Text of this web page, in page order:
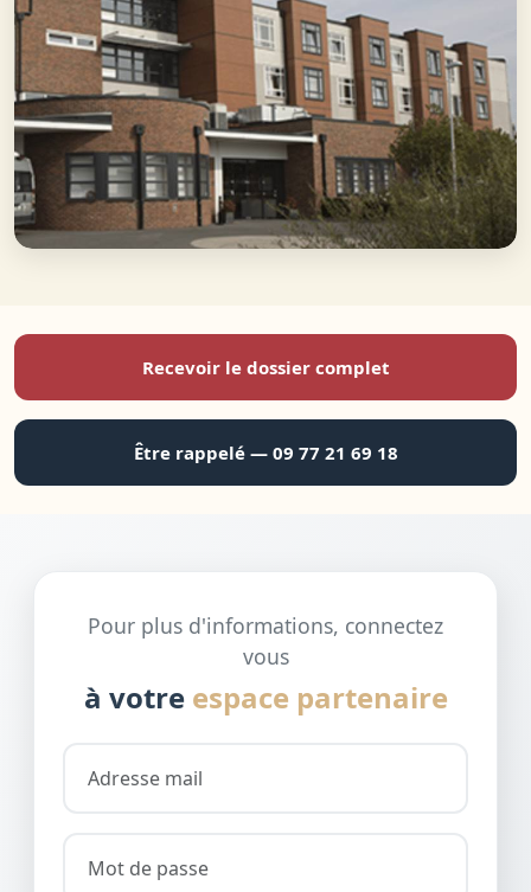
Recevoir le dossier complet
Être rappelé — 09 77 21 69 18
Pour plus d'informations, connectez
vous
à votre espace partenaire